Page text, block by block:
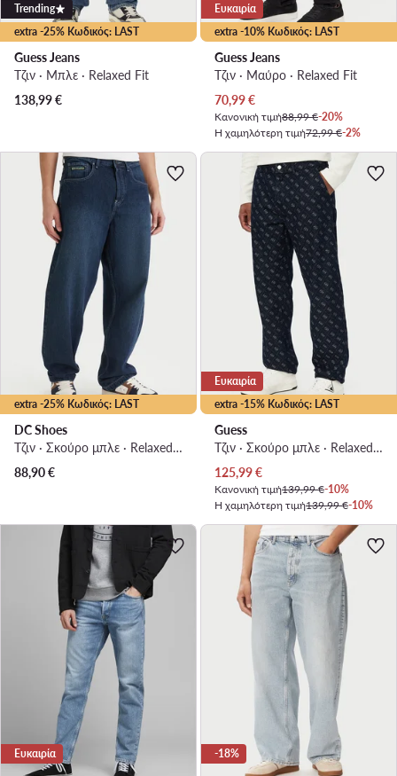
extra -25% Κωδικός: LAST
Trending
Guess Jeans
Τζιν · Μπλε · Relaxed Fit
138,99€
extra -10% Κωδικός: LAST
Ευκαιρία
Guess Jeans
Τζιν · Μαύρο · Relaxed Fit
Τρέχουσα τιμή
70,99€
Κανονική τιμή88,99 €-20%
Η χαμηλότερη τιμή72,99 €-2%
extra -25% Κωδικός: LAST
DC Shoes
Τζιν · Σκούρο μπλε · Relaxed Fit
88,90€
extra -15% Κωδικός: LAST
Ευκαιρία
Guess
Τζιν · Σκούρο μπλε · Relaxed Fit
Τρέχουσα τιμή
125,99€
Κανονική τιμή139,99 €-10%
Η χαμηλότερη τιμή139,99 €-10%
Ευκαιρία -18%